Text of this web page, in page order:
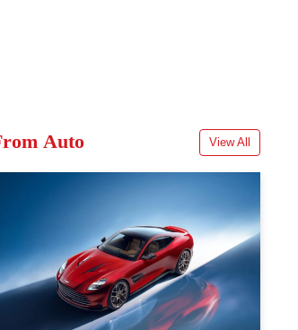
Auto View All